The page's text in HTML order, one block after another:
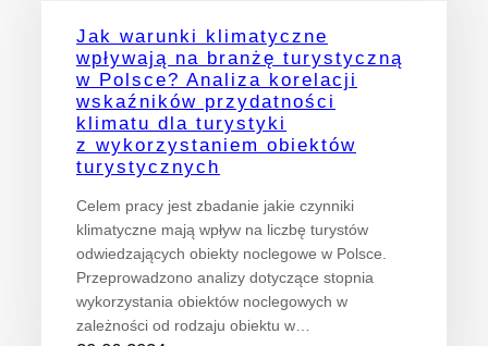
Jak warunki klimatyczne
wpływają na branżę turystyczną
w Polsce? Analiza korelacji
wskaźników przydatności
klimatu dla turystyki
z wykorzystaniem obiektów
turystycznych
Celem pracy jest zbadanie jakie czynniki
klimatyczne mają wpływ na liczbę turystów
odwiedzających obiekty noclegowe w Polsce.
Przeprowadzono analizy dotyczące stopnia
wykorzystania obiektów noclegowych w
zależności od rodzaju obiektu w…